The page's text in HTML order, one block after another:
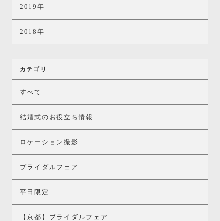
2019年
2018年
カテゴリ
すべて
結婚式のお役立ち情報
ロケーション撮影
ブライダルフェア
平日限定
【京都】ブライダルフェア